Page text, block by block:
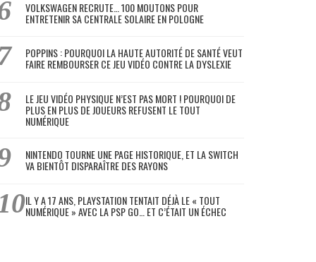
VOLKSWAGEN RECRUTE… 100 MOUTONS POUR
ENTRETENIR SA CENTRALE SOLAIRE EN POLOGNE
POPPINS : POURQUOI LA HAUTE AUTORITÉ DE SANTÉ VEUT
FAIRE REMBOURSER CE JEU VIDÉO CONTRE LA DYSLEXIE
LE JEU VIDÉO PHYSIQUE N’EST PAS MORT ! POURQUOI DE
PLUS EN PLUS DE JOUEURS REFUSENT LE TOUT
NUMÉRIQUE
NINTENDO TOURNE UNE PAGE HISTORIQUE, ET LA SWITCH
VA BIENTÔT DISPARAÎTRE DES RAYONS
IL Y A 17 ANS, PLAYSTATION TENTAIT DÉJÀ LE « TOUT
NUMÉRIQUE » AVEC LA PSP GO… ET C’ÉTAIT UN ÉCHEC